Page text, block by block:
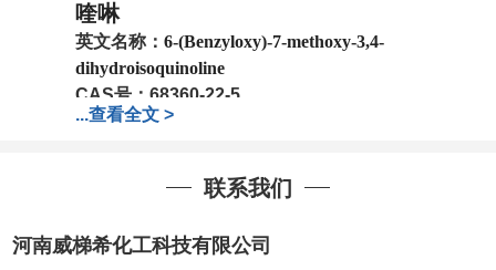
喹啉
英文名称： 6-(Benzyloxy)-7-methoxy-3,4-
dihydroisoquinoline
CAS号： 68360-22-5
分子式：C17H17NO2
1Mg ; 5Mg;10Mg ;100Mg;250Mg ;500Mg
;1g;2.5g ;5g ;10g可根据客户需求进行分装
作中有用到的试剂,欢迎前来询购
...查看全文 >
联系我们
河南威梯希化工科技有限公司